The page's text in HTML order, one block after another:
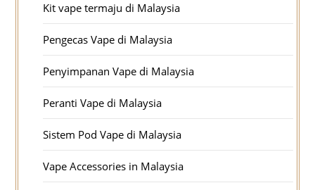
Kit vape termaju di Malaysia
Pengecas Vape di Malaysia
Penyimpanan Vape di Malaysia
Peranti Vape di Malaysia
Sistem Pod Vape di Malaysia
Vape Accessories in Malaysia